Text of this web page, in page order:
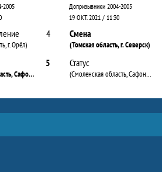
2005
г. Орёл)
4
(Смоленская область, Сафоново г.)
5
Допризывники 2004-2005
19 ОКТ. 2021 / 11:30
Смена
(Томская область, г. Северск)
Статус
(Смоленская область, Сафоново г.)